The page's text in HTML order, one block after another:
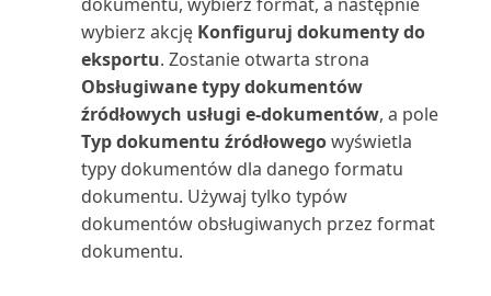
Zamówienia zakupu zapasów
(raport)
Zamówienia zaległe sprzedaży
zapasów (raport)
Zapas: możliwość
wyprodukowania (czas) (raport)
wybierz akcję Konfiguruj dokumenty do
eksportu. Zostanie otwarta strona
Obsługiwane typy dokumentów
źródłowych usługi e-dokumentów, a pole
Typ dokumentu źródłowegowyświetla
typy dokumentów dla danego formatu
dokumentu. Używaj tylko typów
dokumentów obsługiwanych przez format
dokumentu.